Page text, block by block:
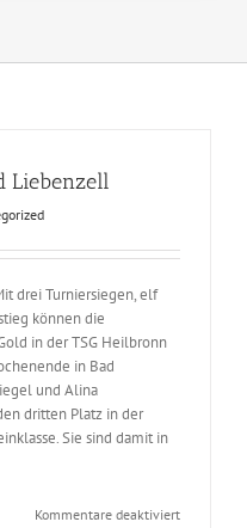
Liebenzell
drei Turniersiegen, elf
können die
in der TSG Heilbronn
in Bad
und Alina
dritten Platz in der
Sie sind damit in
Kommentare deaktiviertfür